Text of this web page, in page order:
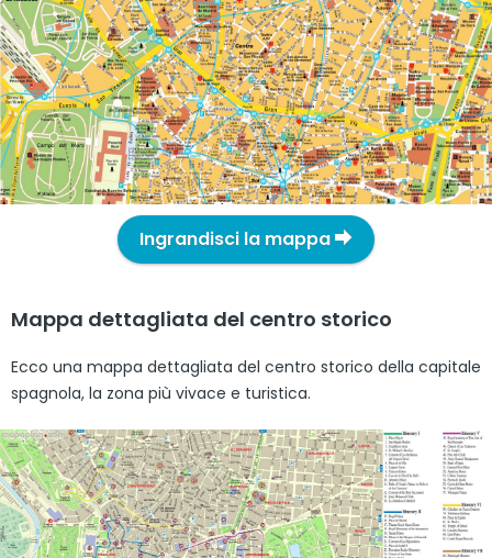
Ingrandisci la mappa
Mappa dettagliata del centro storico
Ecco una mappa dettagliata del centro storico della capitale
spagnola, la zona più vivace e turistica.